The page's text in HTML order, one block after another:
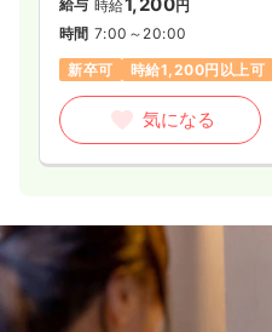
日勤のみ（常勤）
給与 お問い合わせください
時間 8:30～17:00
4週8休以上
オンコールあり
給与 時給1,200円
時間 7:00～20:00
新卒可
時給1,200円以上可
気になる